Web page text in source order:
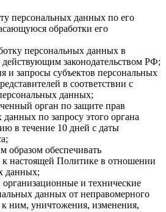
персональных данных по его
обработки его
персональных данных в
законодательством РФ;
и запросы субъектов персональных
в соответствии с
данных;
орган по защите прав
по запросу этого органа
в течение 10 дней с даты
обеспечивать
настоящей Политике в отношении
данных;
и технические
данных от неправомерного
к ним, уничтожения, изменения,